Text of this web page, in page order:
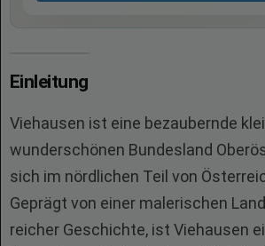
Einleitung
Viehausen ist eine bezaubernde
wunderschönen Bundesland
sich im nördlichen Teil von
Geprägt von einer malerischen
reicher Geschichte, ist Viehausen